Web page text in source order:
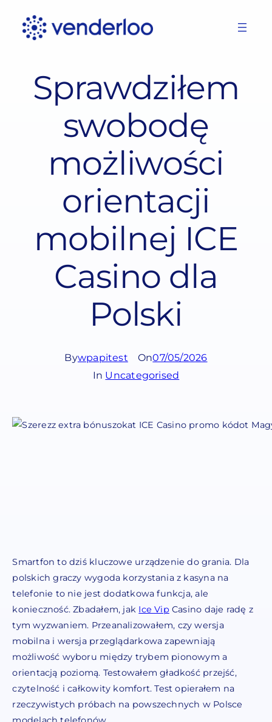
content
Sprawdziłem
swobodę
możliwości
orientacji
mobilnej ICE
Casino dla
Polski
Bywpapitest On07/05/2026
In Uncategorised
Smartfon to dziś kluczowe urządzenie do grania. Dla
polskich graczy wygoda korzystania z kasyna na
telefonie to nie jest dodatkowa funkcja, ale
konieczność. Zbadałem, jak Ice Vip Casino daje radę z
tym wyzwaniem. Przeanalizowałem, czy wersja
mobilna i wersja przeglądarkowa zapewniają
możliwość wyboru między trybem pionowym a
orientacją poziomą. Testowałem gładkość przejść,
czytelność i całkowity komfort. Test opierałem na
rzeczywistych próbach na powszechnych w Polsce